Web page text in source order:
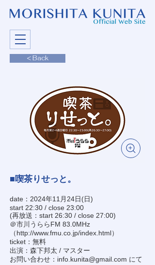
< Back
■喫茶りせっと。
date：2024年11月24日(日)
start 22:30 / close 23:00
(再放送：start 26:30 / close 27:00)
＠市川うららFM 83.0MHz
（http://www.fmu.co.jp/index.html）
ticket：無料
出演：森下邦太 / マスター
お問い合わせ： info.kunita@gmail.com にて